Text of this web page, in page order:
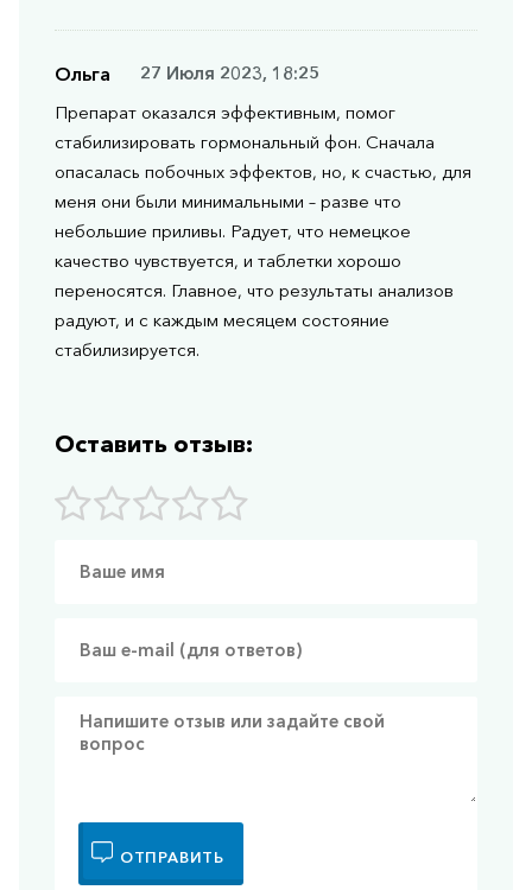
Ольга
27 Июля 2023, 18:25
Препарат оказался эффективным, помог
стабилизировать гормональный фон. Сначала
опасалась побочных эффектов, но, к счастью, для
меня они были минимальными – разве что
небольшие приливы. Радует, что немецкое
качество чувствуется, и таблетки хорошо
переносятся. Главное, что результаты анализов
радуют, и с каждым месяцем состояние
стабилизируется.
Оставить отзыв:
ОТПРАВИТЬ